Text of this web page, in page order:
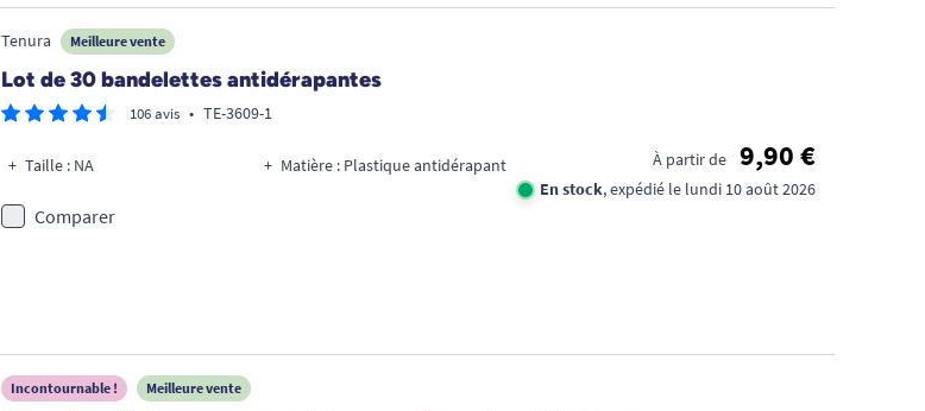
Tenura Meilleure vente
Lot de 30 bandelettes antidérapantes
106 avis • TE-3609-1
Taille : NA Matière : Plastique antidérapant À partir de 9,90 €
En stock, expédié le lundi 10 août 2026
Comparer
Incontournable ! Meilleure vente